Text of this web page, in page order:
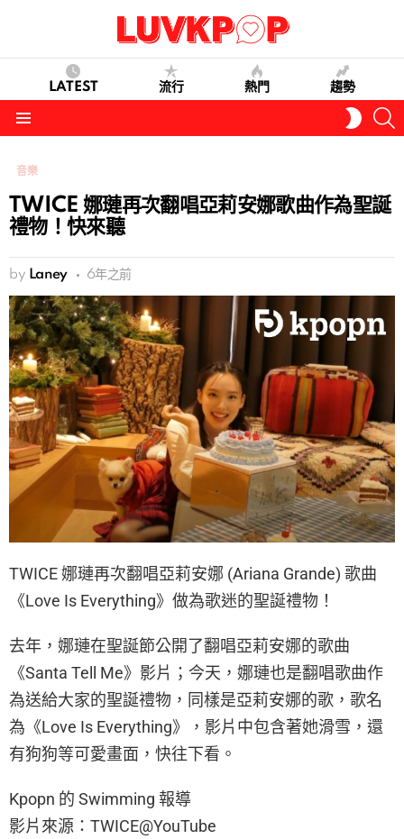
LATEST 流行 熱門 趨勢
SKIN
音樂
TWICE 娜璉再次翻唱亞莉安娜歌曲作為聖誕
禮物！快來聽
by Laney 6年之前
TWICE 娜璉再次翻唱亞莉安娜 (Ariana Grande) 歌曲
《Love Is Everything》做為歌迷的聖誕禮物！
去年，娜璉在聖誕節公開了翻唱亞莉安娜的歌曲
《Santa Tell Me》影片；今天，娜璉也是翻唱歌曲作
為送給大家的聖誕禮物，同樣是亞莉安娜的歌，歌名
為《Love Is Everything》，影片中包含著她滑雪，還
有狗狗等可愛畫面，快往下看。
Kpopn 的 Swimming 報導
影片來源：TWICE@YouTube